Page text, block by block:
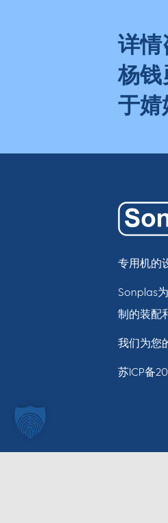
详情
杨钱
于婧
专用机的
Sonplas
制的装配
我们为您
苏ICP备